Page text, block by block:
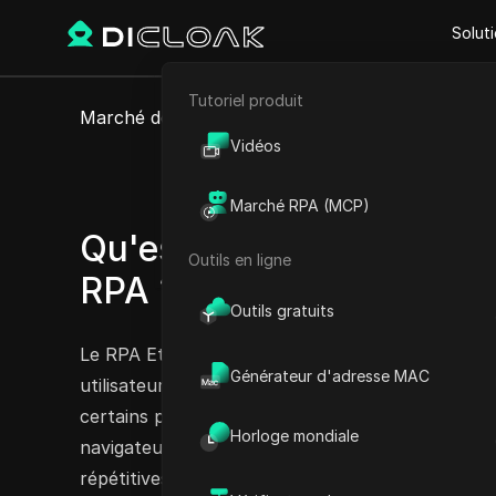
E-commerce
Tutoriel produit
Vidéos
Marché RPA (MCP)
Outils en ligne
Outils gratuits
Générateur d'adresse MAC
Horloge mondiale
Marché de la RPA
Etsy :
Qu'est-ce que Etsy :
RPA ?
Le RPA Etsy : Recherche et Ajout au panier est
utilisateurs de rechercher efficacement des
certains produits directement à leur panier. En
navigateur DICloak Antidetect, elle simplifie
répétitives, ce qui permet d’économiser un